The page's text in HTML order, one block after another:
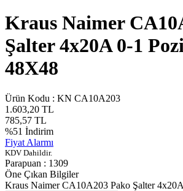
Kraus Naimer
Şalter 4x20A 0-1
48X48
Ürün Kodu : KN CA10A203
1.603,20 TL
785,57 TL
%51 İndirim
Fiyat Alarmı
KDV Dahildir.
Parapuan : 1309
Öne Çıkan Bilgiler
Kraus Naimer CA10A203 Pako Şalter